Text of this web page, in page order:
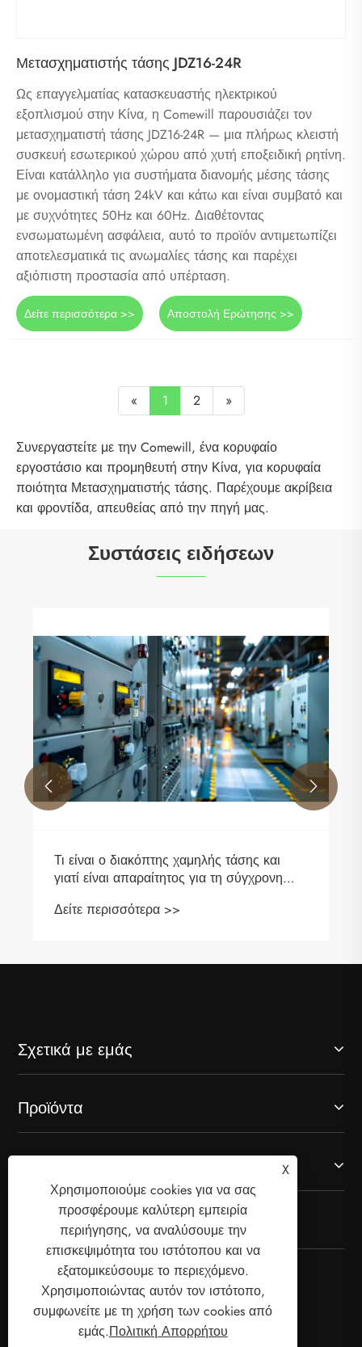
Μετασχηματιστής τάσης JDZ16-24R
Ως επαγγελματίας κατασκευαστής ηλεκτρικού
εξοπλισμού στην Κίνα, η Comewill παρουσιάζει τον
μετασχηματιστή τάσης JDZ16-24R — μια πλήρως κλειστή
συσκευή εσωτερικού χώρου από χυτή εποξειδική ρητίνη.
Είναι κατάλληλο για συστήματα διανομής μέσης τάσης
με ονομαστική τάση 24kV και κάτω και είναι συμβατό και
με συχνότητες 50Hz και 60Hz. Διαθέτοντας
ενσωματωμένη ασφάλεια, αυτό το προϊόν αντιμετωπίζει
αποτελεσματικά τις ανωμαλίες τάσης και παρέχει
αξιόπιστη προστασία από υπέρταση.
Δείτε περισσότερα >> Αποστολή Ερώτησης >>
« 1 2 »
Συνεργαστείτε με την Comewill, ένα κορυφαίο
εργοστάσιο και προμηθευτή στην Κίνα, για κορυφαία
ποιότητα Μετασχηματιστής τάσης. Παρέχουμε ακρίβεια
και φροντίδα, απευθείας από την πηγή μας.
Συστάσεις ειδήσεων
Τι είναι ακριβώς ένας μετασχηματιστής
τάσης και γιατί έχει σημασία για τα
σύγχρονα συστήματα ισχύος
Δείτε περισσότερα >>
 
Σχετικά με εμάς
Προϊόντα
ΑΚΟΛΟΥΘΗΣΕ ΜΑΣ
X
Χρησιμοποιούμε cookies για να σας
προσφέρουμε καλύτερη εμπειρία
περιήγησης, να αναλύσουμε την
επισκεψιμότητα του ιστότοπου και να
εξατομικεύσουμε το περιεχόμενο.
Χρησιμοποιώντας αυτόν τον ιστότοπο,
συμφωνείτε με τη χρήση των cookies από
εμάς.Πολιτική Απορρήτου